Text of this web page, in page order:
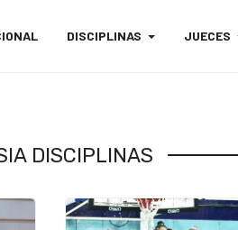
DISCIPLINAS JUECES
DISCIPLINAS